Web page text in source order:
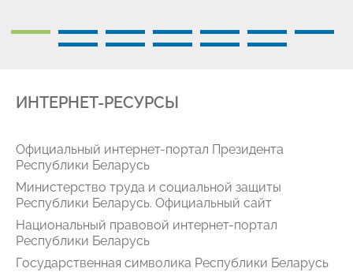
ИНТЕРНЕТ-РЕСУРСЫ
Официальный интернет-портал Президента
Республики Беларусь
Министерство труда и социальной защиты
Республики Беларусь. Официальный сайт
Национальный правовой интернет-портал
Республики Беларусь
Государственная символика Республики Беларусь